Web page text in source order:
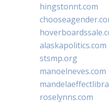
hingstonnt.com
alaskapolitics.com
stsmp.org
manoelneves.com
roselynns.com